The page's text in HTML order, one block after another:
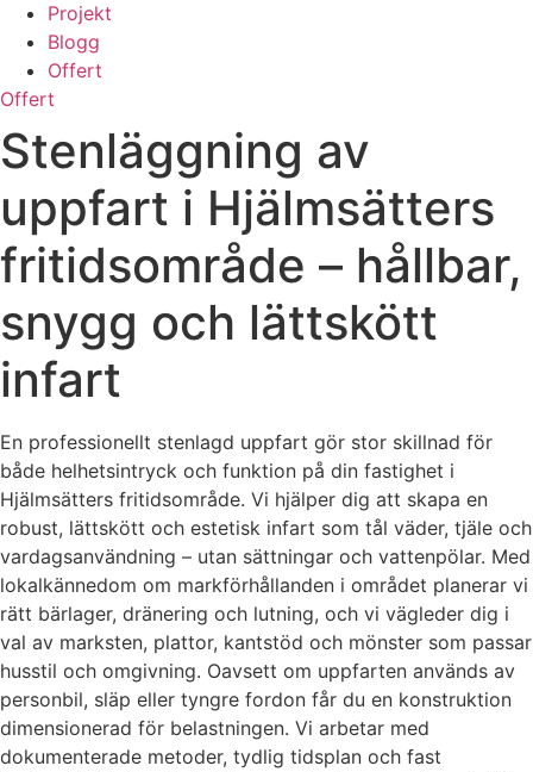
Projekt
Blogg
Offert
Offert
Stenläggning av
uppfart i Hjälmsätters
fritidsområde – hållbar,
snygg och lättskött
infart
En professionellt stenlagd uppfart gör stor skillnad för
både helhetsintryck och funktion på din fastighet i
Hjälmsätters fritidsområde. Vi hjälper dig att skapa en
robust, lättskött och estetisk infart som tål väder, tjäle och
vardagsanvändning – utan sättningar och vattenpölar. Med
lokalkännedom om markförhållanden i området planerar vi
rätt bärlager, dränering och lutning, och vi vägleder dig i
val av marksten, plattor, kantstöd och mönster som passar
husstil och omgivning. Oavsett om uppfarten används av
personbil, släp eller tyngre fordon får du en konstruktion
dimensionerad för belastningen. Vi arbetar med
dokumenterade metoder, tydlig tidsplan och fast